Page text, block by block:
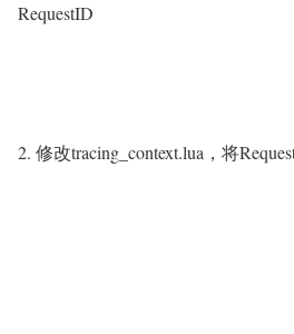
RequestID
2. 修改tracing_context.lua，将